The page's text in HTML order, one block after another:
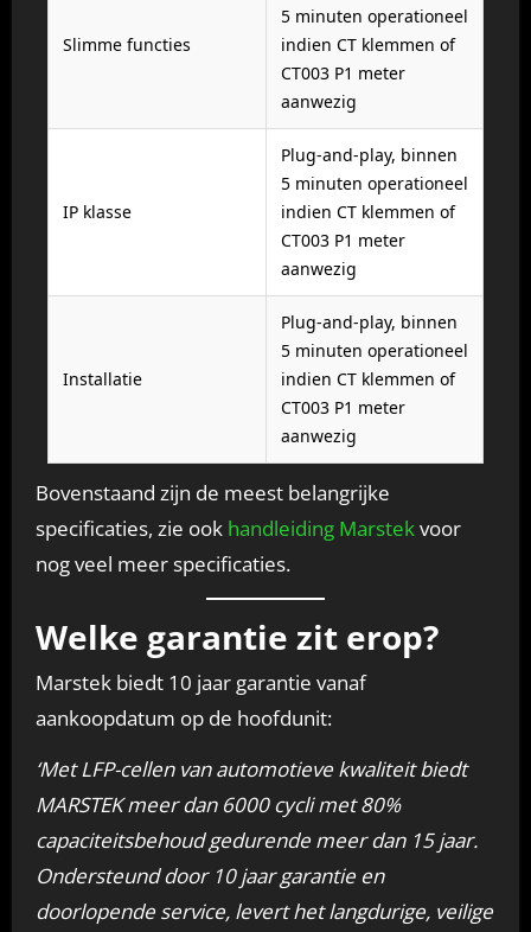
Slimme functies
5 minuten operationeel
indien CT klemmen of
CT003 P1 meter
aanwezig
IP klasse
Plug-and-play, binnen
5 minuten operationeel
indien CT klemmen of
CT003 P1 meter
aanwezig
Installatie
Plug-and-play, binnen
5 minuten operationeel
indien CT klemmen of
CT003 P1 meter
aanwezig
Bovenstaand zijn de meest belangrijke
specificaties, zie ook handleiding Marstekvoor
nog veel meer specificaties.
Welke garantie zit erop?
Marstek biedt 10 jaar garantie vanaf
aankoopdatum op de hoofdunit:
‘Met LFP-cellen van automotieve kwaliteit biedt
MARSTEK meer dan 6000 cycli met 80%
capaciteitsbehoud gedurende meer dan 15 jaar.
Ondersteund door 10 jaar garantie en
doorlopende service, levert het langdurige, veilige